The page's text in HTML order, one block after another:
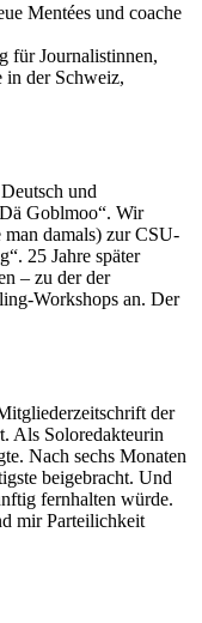
Mentées und coache
für Journalistinnen,
in der Schweiz,
und
Goblmoo“. Wir
man damals) zur CSU-
25 Jahre später
– zu der der
Workshops an. Der
der
Als Soloredakteurin
Nach sechs Monaten
beigebracht. Und
fernhalten würde.
mir Parteilichkeit